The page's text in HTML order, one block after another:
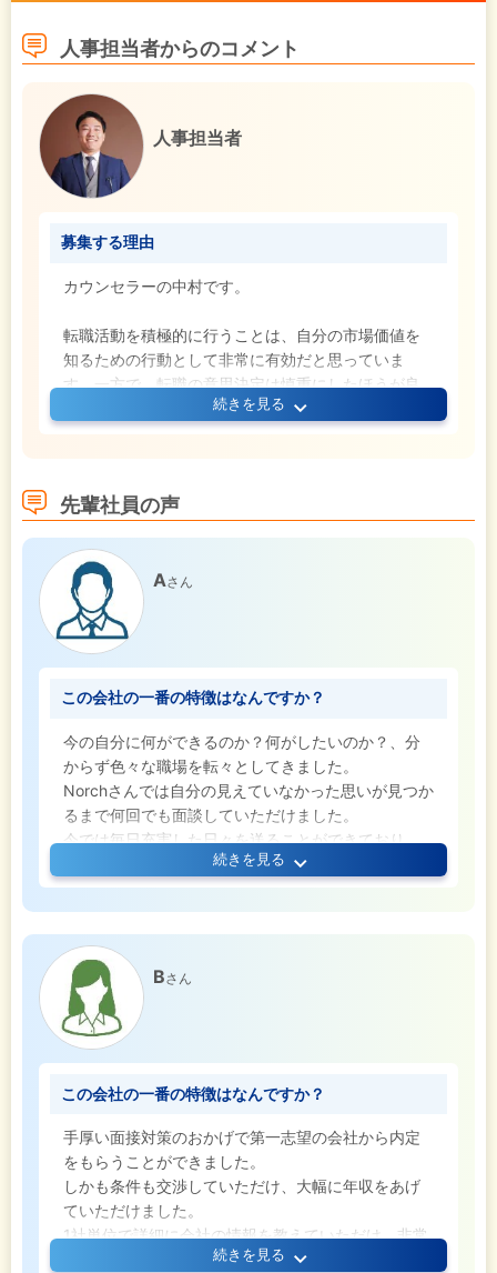
人事担当者からのコメント
人事担当者
募集する理由
カウンセラーの中村です。
転職活動を積極的に行うことは、自分の市場価値を
知るための行動として非常に有効だと思っていま
す。一方で、転職の意思決定は慎重にしたほうが良
いとも考えています。
も、長く働き続けられなければ、それは「あまり良
続きを見る
先輩社員の声
Aさん
この会社の一番の特徴はなんですか？
今の自分に何ができるのか？何がしたいのか？、分
からず色々な職場を転々としてきました。
Norchさんでは自分の見えていなかった思いが見つか
るまで何回でも面談していただけました。
今では毎日充実した日々を送ることができており、
とても感謝しております！続きを見る
Bさん
この会社の一番の特徴はなんですか？
手厚い面接対策のおかげで第一志望の会社から内定
をもらうことができました。
しかも条件も交渉していただけ、大幅に年収をあげ
ていただけました。
1社単位で詳細に会社の情報を教えていただけ、非常
に面接もリラックスした状態で望むことができまし
続きを見る